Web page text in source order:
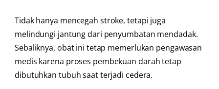
Tidak hanya mencegah stroke, tetapi juga
melindungi jantung dari penyumbatan mendadak.
Sebaliknya, obat ini tetap memerlukan pengawasan
medis karena proses pembekuan darah tetap
dibutuhkan tubuh saat terjadi cedera.